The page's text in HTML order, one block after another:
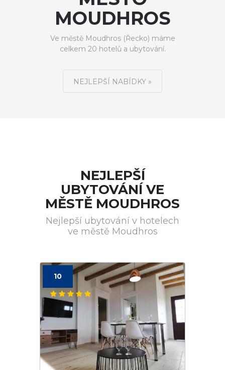
MOUDHROS
Ve městě Moudhros (Řecko) máme
celkem 20 hotelů a ubytování.
NEJLEPŠÍ NABÍDKY »
NEJLEPŠÍ
UBYTOVÁNÍ VE
MĚSTĚ MOUDHROS
Nejlepší ubytování v hotelech
ve městě Moudhros
10